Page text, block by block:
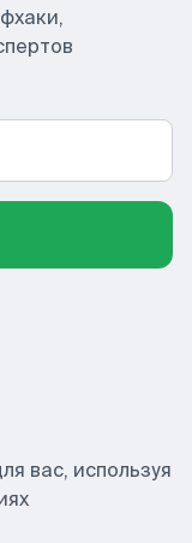
вас, используя